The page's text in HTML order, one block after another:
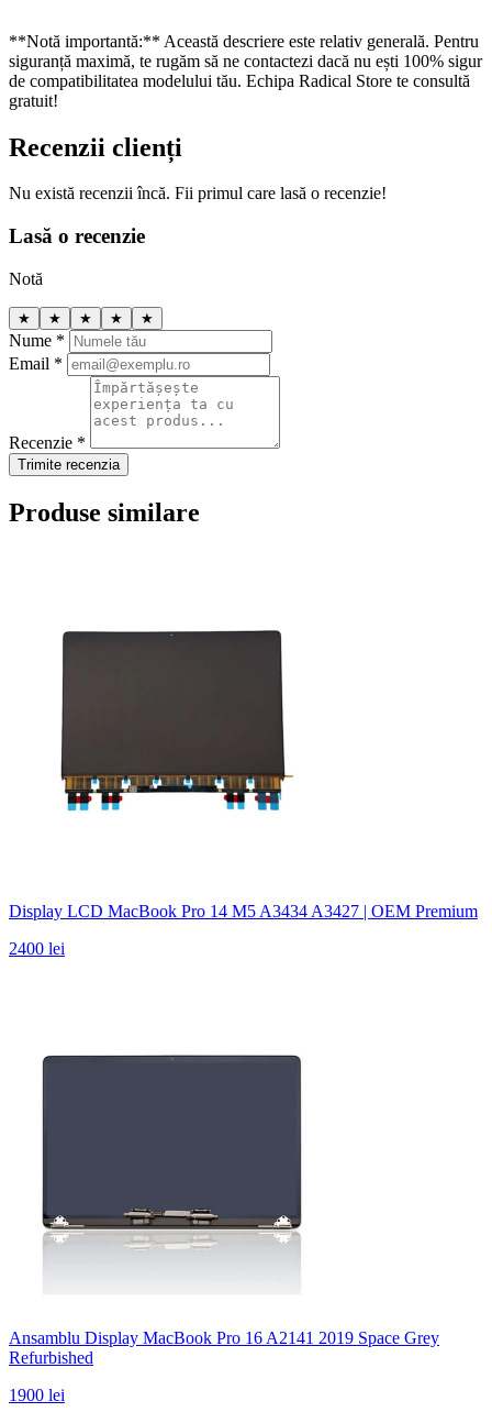
**Notă importantă:** Această descriere este relativ generală. Pentru
siguranță maximă, te rugăm să ne contactezi dacă nu ești 100% sigur
de compatibilitatea modelului tău. Echipa Radical Store te consultă
gratuit!
Recenzii clienți
Nu există recenzii încă. Fii primul care lasă o recenzie!
Lasă o recenzie
Notă
★ ★ ★ ★ ★
Nume *
Email *
Recenzie *
Trimite recenzia
Produse similare
Display LCD MacBook Pro 14 M5 A3434 A3427 | OEM Premium
2400 lei
Ansamblu Display MacBook Pro 16 A2141 2019 Space Grey
Refurbished
1900 lei